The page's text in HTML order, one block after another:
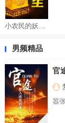
男频精品
官
嚣